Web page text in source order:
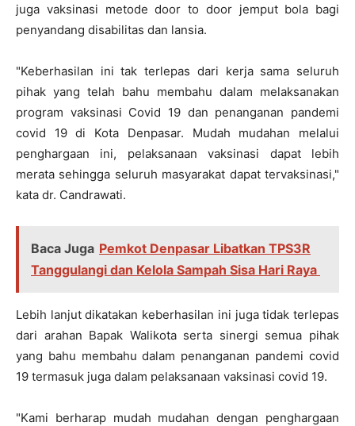
juga vaksinasi metode door to door jemput bola bagi
penyandang disabilitas dan lansia.
"Keberhasilan ini tak terlepas dari kerja sama seluruh
pihak yang telah bahu membahu dalam melaksanakan
program vaksinasi Covid 19 dan penanganan pandemi
covid 19 di Kota Denpasar. Mudah mudahan melalui
penghargaan ini, pelaksanaan vaksinasi dapat lebih
merata sehingga seluruh masyarakat dapat tervaksinasi,"
kata dr. Candrawati.
Baca Juga Pemkot Denpasar Libatkan TPS3R
Tanggulangi dan Kelola Sampah Sisa Hari Raya
Lebih lanjut dikatakan keberhasilan ini juga tidak terlepas
dari arahan Bapak Walikota serta sinergi semua pihak
yang bahu membahu dalam penanganan pandemi covid
19 termasuk juga dalam pelaksanaan vaksinasi covid 19.
"Kami berharap mudah mudahan dengan penghargaan